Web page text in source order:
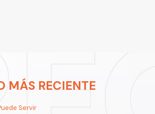
MÁS RECIENTE
Servir